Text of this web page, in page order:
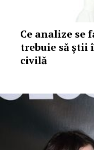
Ce analize se
trebuie să știi
civilă